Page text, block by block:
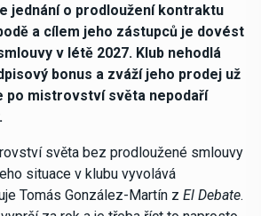
jednání o prodloužení kontraktu
a cílem jeho zástupců je dovést
v létě 2027. Klub nehodlá
bonus a zváží jeho prodej už
po mistrovství světa nepodaří
světa bez prodloužené smlouvy
situace v klubu vyvolává
Tomás González-Martín z El Debate.